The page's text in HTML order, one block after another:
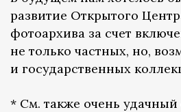
развитие Открытого
фотоархива за счет
не только частных, но,
и государственных
* См. также очень удачный